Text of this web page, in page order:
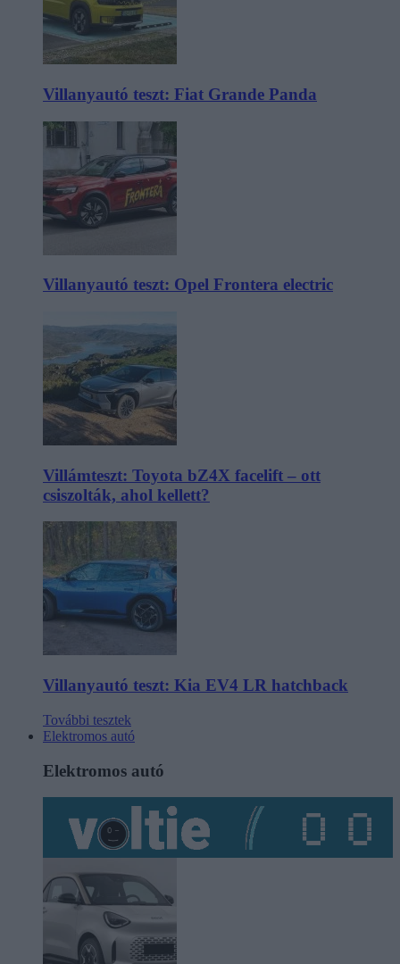
Villanyautó teszt: Fiat Grande Panda
Villanyautó teszt: Opel Frontera electric
Villámteszt: Toyota bZ4X facelift – ott
csiszolták, ahol kellett?
Villanyautó teszt: Kia EV4 LR hatchback
További tesztek
Elektromos autó
Elektromos autó